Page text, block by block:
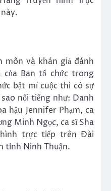
môn và khán giả đánh
của Ban tổ chức trong
bật mí cuộc thi có sự
nổi tiếng như: Danh
hậu Jennifer Phạm, ca
Minh Ngọc, ca sĩ Sha
trực tiếp trên Đài
tỉnh Ninh Thuận.